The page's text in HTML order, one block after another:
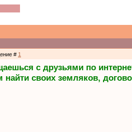
# 1
с друзьями по
своих земляков,